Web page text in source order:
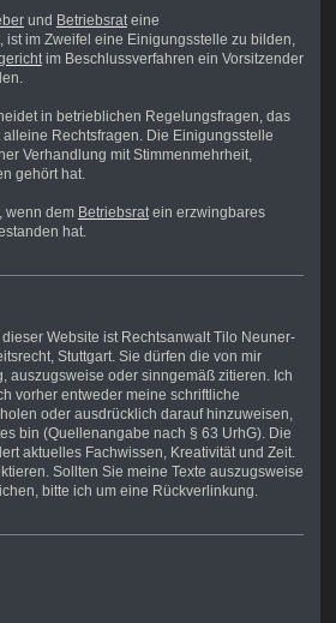
und Betriebsrateine
ist im Zweifel eine Einigungsstelle zu bilden,
im Beschlussverfahren ein Vorsitzender
in betrieblichen Regelungsfragen, das
Rechtsfragen. Die Einigungsstelle
Verhandlung mit Stimmenmehrheit,
gehört hat.
wenn dem Betriebsratein erzwingbares
hat.
Website ist Rechtsanwalt Tilo Neuner-
Stuttgart. Sie dürfen die von mir
auszugsweise oder sinngemäß zitieren. Ich
vorher entweder meine schriftliche
oder ausdrücklich darauf hinzuweisen,
bin (Quellenangabe nach § 63 UrhG). Die
aktuelles Fachwissen, Kreativität und Zeit.
Sollten Sie meine Texte auszugsweise
bitte ich um eine Rückverlinkung.